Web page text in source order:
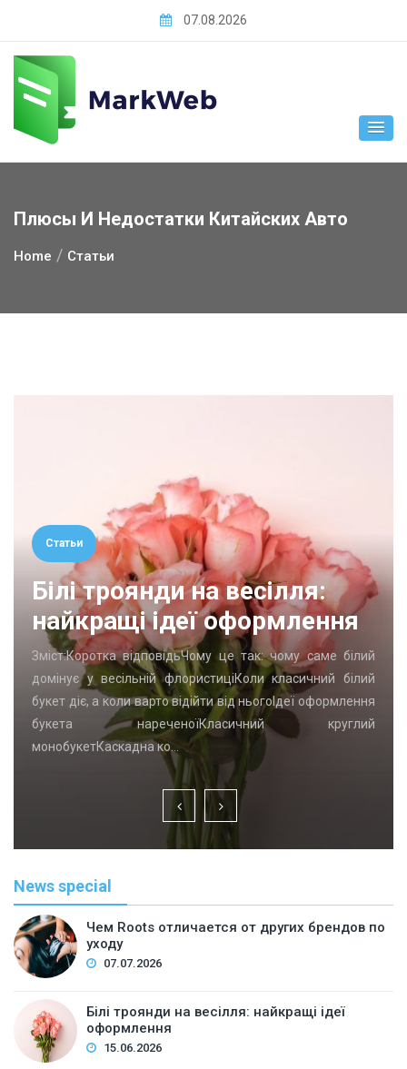
content
07.08.2026
Плюсы И Недостатки Китайских Авто
Home Статьи
чому саме білий
класичний білий
оформлення
круглий
Статьи
Содержание:Почему подготовка к
отдельная задачаЭтапы
операцииДиагностический этап:
проверитьМедикаменты: что
продолжатьПитание и режим перед
News special
Чем Roots отличается от других брендов по
уходу
07.07.2026
Білі троянди на весілля: найкращі ідеї
оформлення
15.06.2026